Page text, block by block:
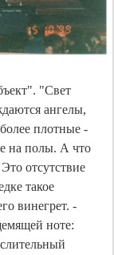
"Свет
ангелы,
плотные -
на полы. А что
отсутствие
такое
винегрет. -
ноте: